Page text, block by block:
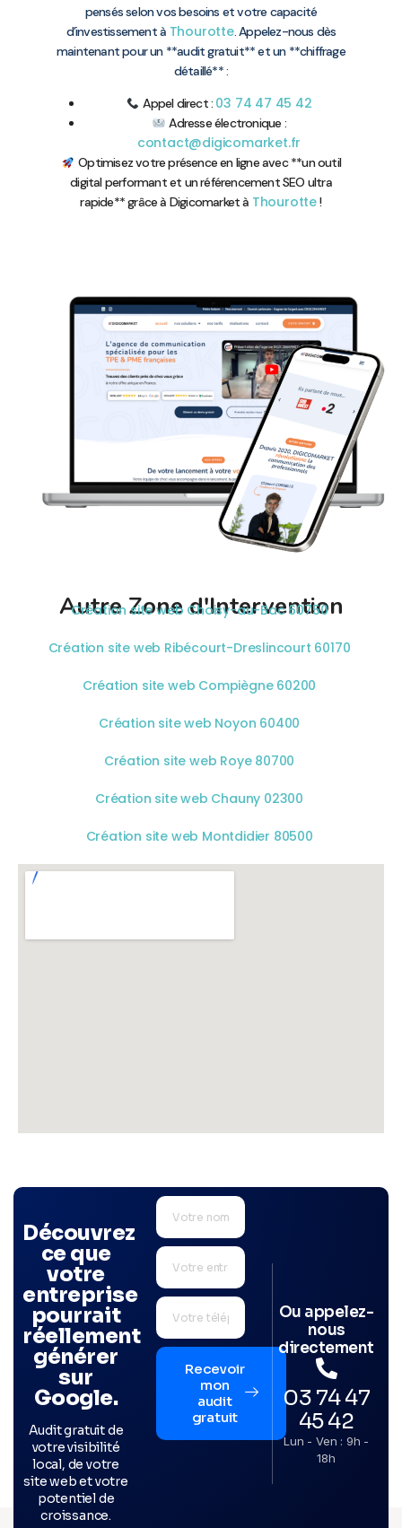
pensés selon vos besoins et votre capacité
d’investissement à Thourotte. Appelez-nous dès
maintenant pour un **audit gratuit** et un **chiffrage
détaillé** :
Appel direct : 03 74 47 45 42
Adresse électronique :
contact@digicomarket.fr
Optimisez votre présence en ligne avec **un outil
digital performant et un référencement SEO ultra
rapide** grâce à Digicomarket à Thourotte!
Autre Zone d'Intervention
Création site web Choisy-au-Bac 60750
Création site web Ribécourt-Dreslincourt 60170
Création site web Compiègne 60200
Création site web Noyon 60400
Création site web Roye 80700
Création site web Chauny 02300
Création site web Montdidier 80500
Découvrez
ce que
votre
entreprise
pourrait
réellement
générer
sur
Google.
Audit gratuit de
votre visibilité
local, de votre
site web et votre
potentiel de
croissance.
Recevoir
mon
audit
gratuit
Ou appelez-
nous
directement
03 74 47
45 42
Lun - Ven : 9h -
18h